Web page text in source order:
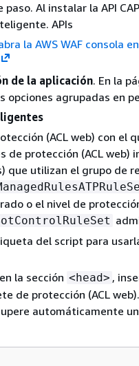
Al instalar la API
APIs
la AWS WAF consola
de la aplicación. En la
opciones agrupadas en
(ACL web) con el
protección (ACL web)
que utilizan el grupo de
o el nivel de
del script para
la sección <head> ,
de protección (ACL
automáticamente